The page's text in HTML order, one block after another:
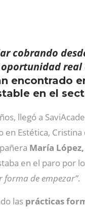
cobrando
oportunidad
encontrado
en el
llegó a
Estética,
María López,
en el paro por
forma de empezar”.
las prácticas